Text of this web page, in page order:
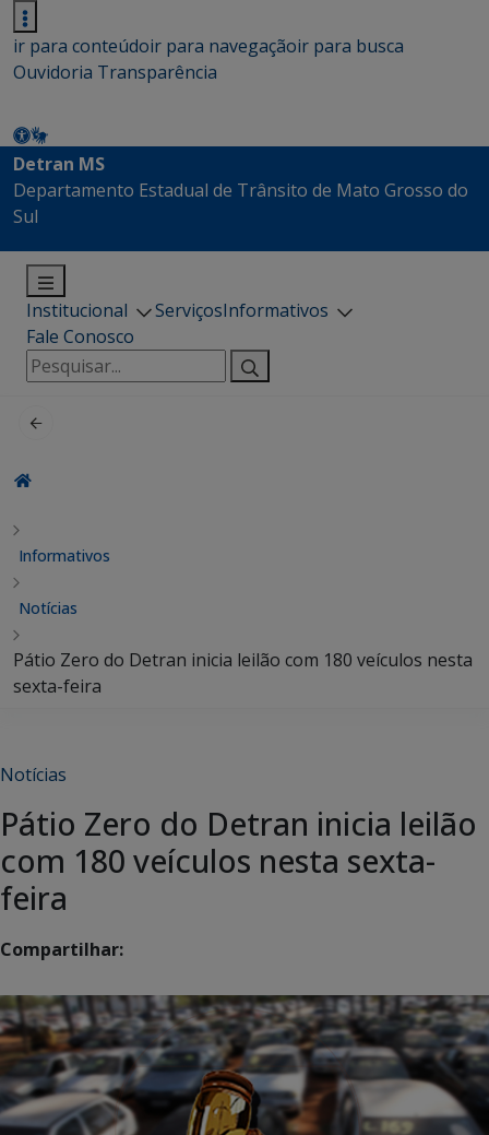
ir para conteúdoir para navegaçãoir para busca
Ouvidoria Transparência
Detran MS
Departamento Estadual de Trânsito de Mato Grosso do
Sul
Institucional ServiçosInformativos
Fale Conosco
Pesquisar
por:
Informativos
Notícias
Pátio Zero do Detran inicia leilão com 180 veículos nesta
sexta-feira
Notícias
Pátio Zero do Detran inicia leilão
com 180 veículos nesta sexta-
feira
Compartilhar: